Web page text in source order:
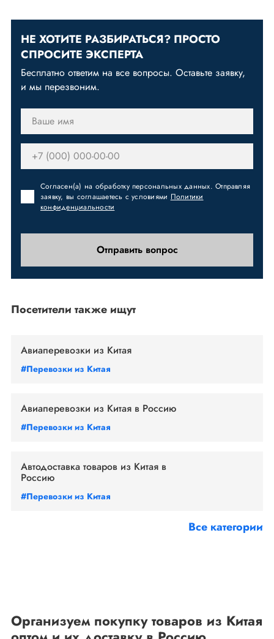
НЕ ХОТИТЕ РАЗБИРАТЬСЯ? ПРОСТО
СПРОСИТЕ ЭКСПЕРТА
Бесплатно ответим на все вопросы. Оставьте заявку,
и мы перезвоним.
Согласен(а) на обработку персональных данных. Отправляя
заявку, вы соглашаетесь с условиями Политики
конфиденциальности
Отправить вопрос
Посетители также ищут
Авиаперевозки из Китая
#Перевозки из Китая
Авиаперевозки из Китая в Россию
#Перевозки из Китая
Автодоставка товаров из Китая в
Россию
#Перевозки из Китая
Все категории
Организуем покупку товаров из Китая